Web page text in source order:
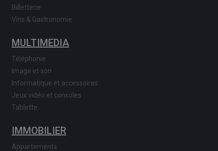
Billetterie
Vins & Gastronomie
MULTIMEDIA
Téléphonie
Image et son
Informatique et accessoires
Jeux vidéo et consoles
Tablette
IMMOBILIER
Appartements